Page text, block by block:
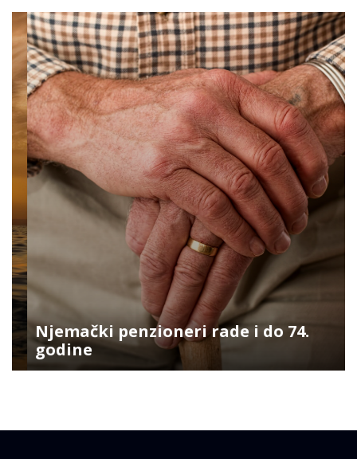
Njemački penzioneri rade i do 74.
godine